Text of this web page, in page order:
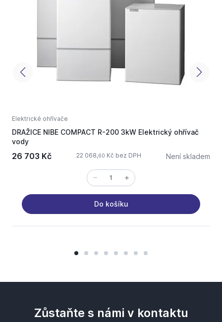
Elektrické ohřívače
DRAŽICE NIBE COMPACT R-200 3kW Elektrický ohřívač
vody
26 703 Kč 22 068,60 Kč bez DPH Není skladem
Do košíku
Zůstaňte s námi v kontaktu